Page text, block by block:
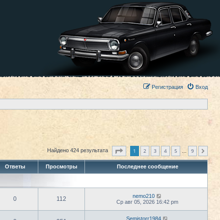
Вход
Регистрация
Найдено 424 результата Страница из9
1 2 3 4 5 9
Ответы Просмотры Последнее сообщение
0 112
nemo210
Ср авг 05, 2026 16:42 pm
Semistorr1984